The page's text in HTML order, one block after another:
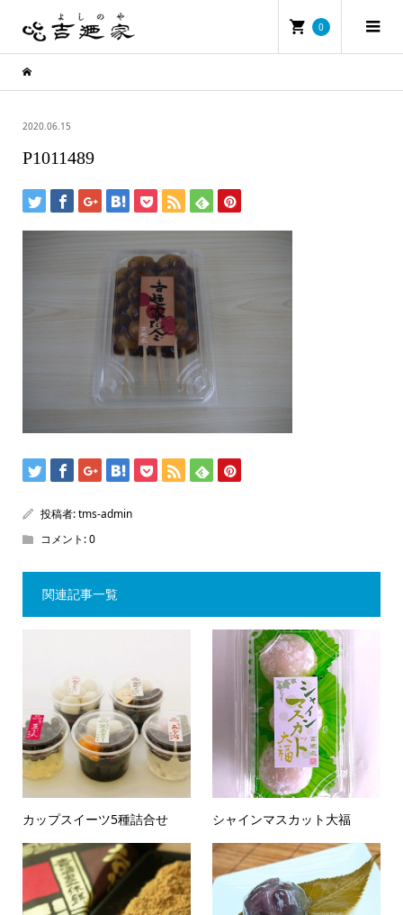
0
2020.06.15
P1011489
投稿者:tms-admin
コメント:0
関連記事一覧
カップスイーツ5種詰合せ シャインマスカット大福